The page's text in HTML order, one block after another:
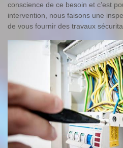
conscience de ce besoin et c’est
intervention, nous faisons une
de vous fournir des travaux